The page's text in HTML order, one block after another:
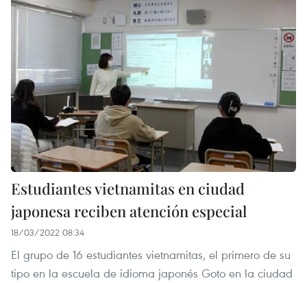
Estudiantes vietnamitas en ciudad
japonesa reciben atención especial
18/03/2022 08:34
El grupo de 16 estudiantes vietnamitas, el primero de su
tipo en la escuela de idioma japonés Goto en la ciudad